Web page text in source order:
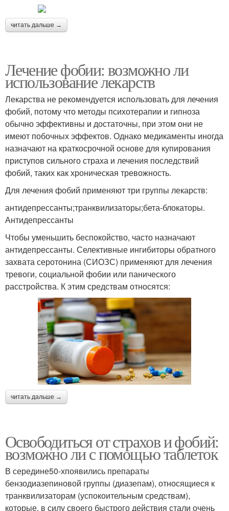
читать дальше →
Лечение фобии: возможно ли
использование лекарств
Лекарства не рекомендуется использовать для лечения
фобий, потому что методы психотерапии и гипноза
обычно эффективны и достаточны, при этом они не
имеют побочных эффектов. Однако медикаменты иногда
назначают на краткосрочной основе для купирования
приступов сильного страха и лечения последствий
фобий, таких как хроническая тревожность.
Для лечения фобий применяют три группы лекарств:
антидепрессанты;транквилизаторы;бета-блокаторы.
Антидепрессанты
Чтобы уменьшить беспокойство, часто назначают
антидепрессанты. Селективные ингибиторы обратного
захвата серотонина (СИОЗС) применяют для лечения
тревоги, социальной фобии или панического
расстройства. К этим средствам относятся:
читать дальше →
Освободиться от страхов и фобий:
возможно ли с помощью таблеток
В середине50-хпоявились препараты
бензодиазепиновой группы (диазепам), относящиеся к
транквилизаторам (успокоительным средствам),
которые, в силу своего быстрого действия стали очень